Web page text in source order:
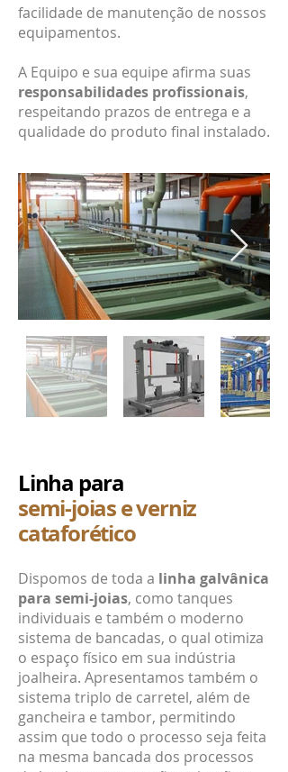
facilidade de manutenção de nossos
equipamentos.
A Equipo e sua equipe afirma suas
responsabilidades profissionais,
respeitando prazos de entrega e a
qualidade do produto final instalado.
Linha para
semi-joias e verniz
cataforético
Dispomos de toda a linha galvânica
para semi-joias, como tanques
individuais e também o moderno
sistema de bancadas, o qual otimiza
o espaço físico em sua indústria
joalheira. Apresentamos também o
sistema triplo de carretel, além de
gancheira e tambor, permitindo
assim que todo o processo seja feita
na mesma bancada dos processos